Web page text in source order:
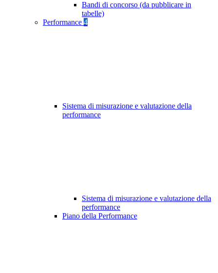
Bandi di concorso (da pubblicare in
tabelle)
Performance 4
Sistema di misurazione e valutazione della
performance
Sistema di misurazione e valutazione della
performance
Piano della Performance